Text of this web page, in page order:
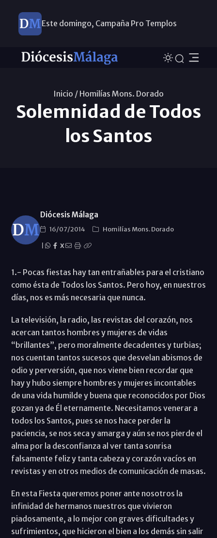
Este domingo, Campaña Pro Templos
Inicio / Homilías Mons. Dorado
Solemnidad de Todos
los Santos
Diócesis Málaga
16/07/2014
Homilías Mons. Dorado
X
1.- Pocas fiestas hay tan entrañables para el cristiano
como ésta de Todos los Santos. Pero hoy, en nuestros
días, nos es más necesaria que nunca.
La televisión, la radio, las revistas del corazón, nos
acercan tantos hombres y mujeres de vidas
“brillantes”, pero moralmente decadentes y turbias;
nos cuentan tantos sucesos que desvelan abismos de
odio y perversión, que nos viene bien recordar que
hay y hubo siempre hombres y mujeres incontables
de una vida humilde y buena que reconocidos por Dios
gozan ya de Él eternamente. Necesitamos venerar a
todos los Santos, pues se nos hace perder la
paciencia, se nos seca y amarga y aún se nos pierde el
alma por la desconfianza al ver tanta sonrisa
falsamente feliz y tanta cabeza y corazón vacíos en
revistas y en otros medios de comunicación de masas.
En esta Fiesta queremos poner ante nosotros la
infinidad de hermanos nuestros que vivieron
piadosamente, a lo mejor con graves dificultades y
sufrimientos, que hicieron el bien a los demás sin salir